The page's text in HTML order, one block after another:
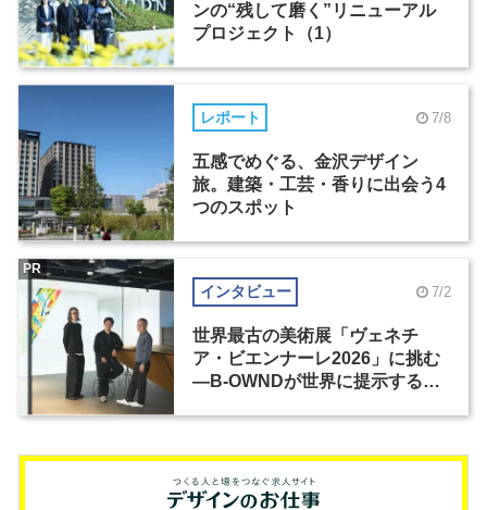
ンの“残して磨く”リニューアル
プロジェクト（1）
レポート 7/8
五感でめぐる、金沢デザイン
旅。建築・工芸・香りに出会う4
つのスポット
インタビュー 7/2
世界最古の美術展「ヴェネチ
ア・ビエンナーレ2026」に挑む
―B-OWNDが世界に提示する美
PR